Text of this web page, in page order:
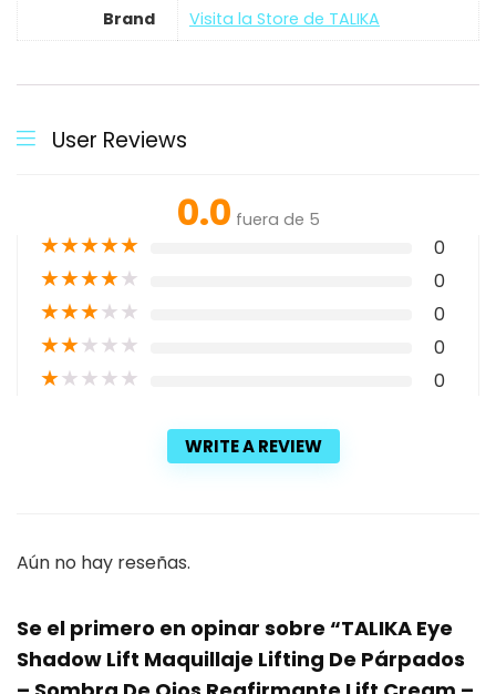
Brand Visita la Store de TALIKA
User Reviews
0.0 fuera de 5
★★★★★ 0
★★★★★ 0
★★★★★ 0
★★★★★ 0
★★★★★ 0
WRITE A REVIEW
Aún no hay reseñas.
Se el primero en opinar sobre “TALIKA Eye
Shadow Lift Maquillaje Lifting De Párpados